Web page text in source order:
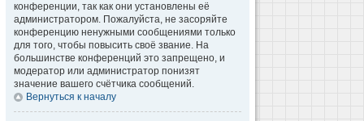
конференции, так как они установлены её
администратором. Пожалуйста, не засоряйте
конференцию ненужными сообщениями только
для того, чтобы повысить своё звание. На
большинстве конференций это запрещено, и
модератор или администратор понизят
значение вашего счётчика сообщений.
Вернуться к началу